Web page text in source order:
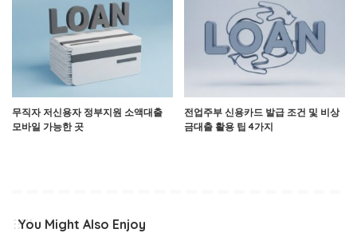
무직자 저신용자 정부지원 소액대출
모바일 가능한 곳
전업주부 신용카드 발급 조건 및 비상
금대출 활용 팁 4가지
You Might Also Enjoy